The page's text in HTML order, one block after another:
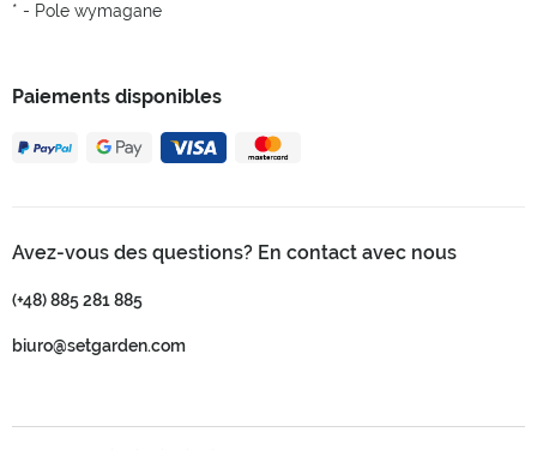
Paiements disponibles
Avez-vous des questions? En contact avec nous
(+48) 885 281 885
biuro@setgarden.com
* - Pole wymagane